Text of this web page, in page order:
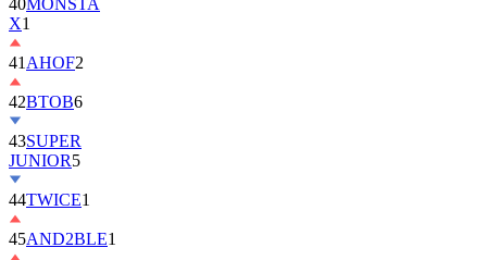
41AHOF
42 BTOB6
43SUPER
JUNIOR
44TWICE
45AND2BLE
46KickFlip2